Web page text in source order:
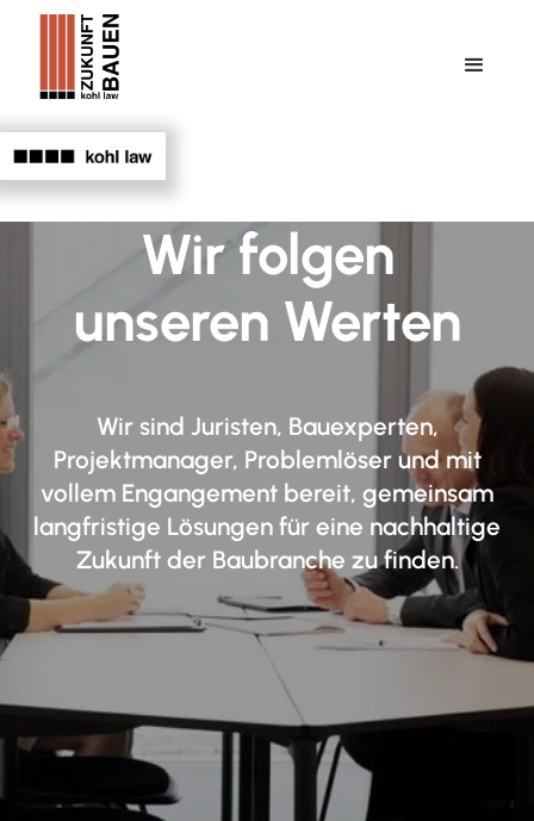
Wir folgen
unseren Werten
Wir sind Juristen, Bauexperten,
Projektmanager, Problemlöser und mit
vollem Engangement bereit, gemeinsam
langfristige Lösungen für eine nachhaltige
Zukunft der Baubranche zu finden.